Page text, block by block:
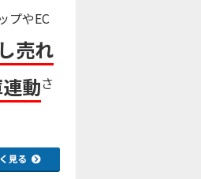
プやEC
売れ
動さ